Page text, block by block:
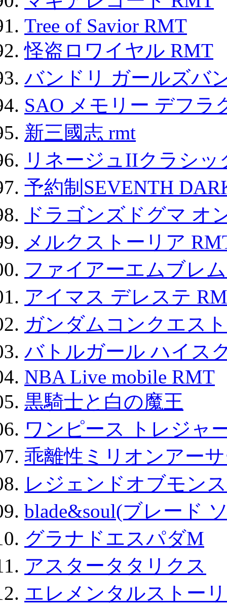
Tree of Savior RMT
怪盗ロワイヤル RMT
バンドリ ガールズバ
SAO メモリー デフラ
新三國志 rmt
リネージュIIクラシ
予約制SEVENTH
ドラゴンズドグマ オ
メルクストーリア
ファイアーエムブレ
アイマス デレステ
ガンダムコンクエスト
バトルガール ハイス
NBA Live mobile RMT
黒騎士と白の魔王
ワンピース トレジャ
乖離性ミリオンアー
レジェンドオブモン
blade&soul(ブレード
グラナドエスパダM
アスタータタリクス
エレメンタルストー